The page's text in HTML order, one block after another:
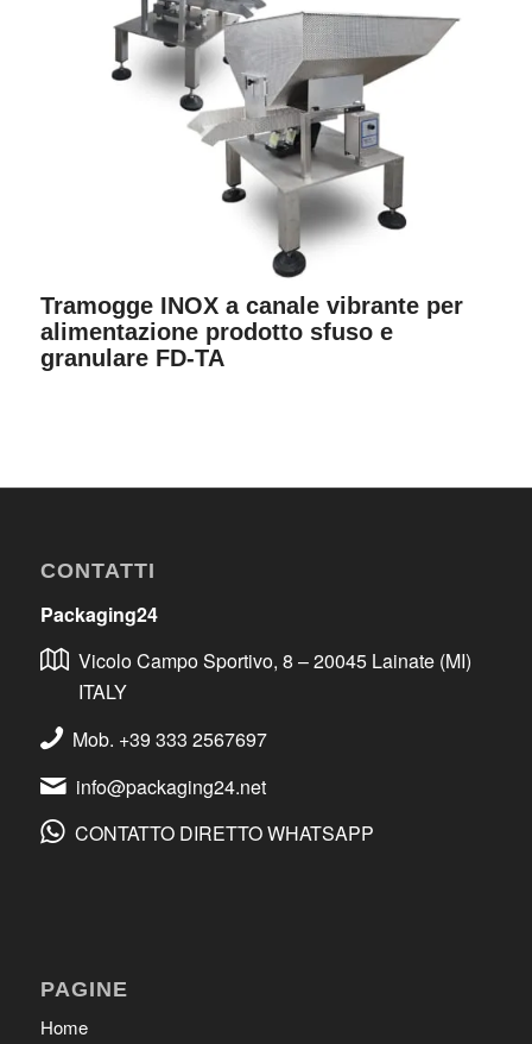
Tramogge INOX a canale vibrante per
alimentazione prodotto sfuso e
granulare FD-TA
CONTATTI
Packaging24
Vicolo Campo Sportivo, 8 – 20045 Lainate (MI)
ITALY
Mob. +39 333 2567697
info@packaging24.net
CONTATTO DIRETTO WHATSAPP
PAGINE
Home